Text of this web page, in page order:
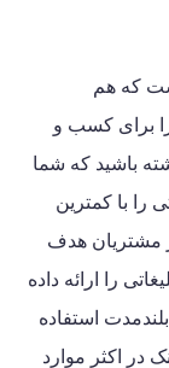
که هم
برای کسب و
باشید که شما
را با کمترین
مشتریان هدف
را ارائه داده
استفاده
در اکثر موارد